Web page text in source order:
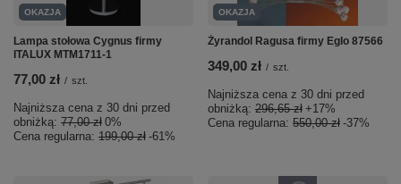
OKAZJA
Lampa stołowa Cygnus firmy
ITALUX MTM1711-1
77,00 zł / szt.
Najniższa cena z 30 dni przed
obniżką: 77,00 zł 0%
Cena regularna: 199,00 zł -61%
OKAZJA
Żyrandol Ragusa firmy Eglo 87566
349,00 zł / szt.
Najniższa cena z 30 dni przed
obniżką: 296,65 zł +17%
Cena regularna: 550,00 zł -37%